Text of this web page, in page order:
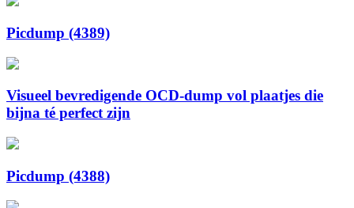
Picdump (4389)
Visueel bevredigende OCD-dump vol plaatjes die
bijna té perfect zijn
Picdump (4388)